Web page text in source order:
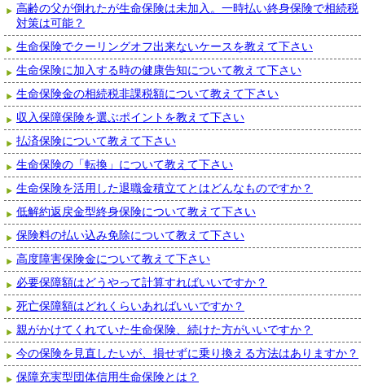
高齢の父が倒れたが生命保険は未加入。一時払い終身保険で相続税
対策は可能？
生命保険でクーリングオフ出来ないケースを教えて下さい
生命保険に加入する時の健康告知について教えて下さい
生命保険金の相続税非課税額について教えて下さい
収入保障保険を選ぶポイントを教えて下さい
払済保険について教えて下さい
生命保険の「転換」について教えて下さい
生命保険を活用した退職金積立てとはどんなものですか？
低解約返戻金型終身保険について教えて下さい
保険料の払い込み免除について教えて下さい
高度障害保険金について教えて下さい
必要保障額はどうやって計算すればいいですか？
死亡保障額はどれくらいあればいいですか？
親がかけてくれていた生命保険、続けた方がいいですか？
今の保険を見直したいが、損せずに乗り換える方法はありますか？
保障充実型団体信用生命保険とは？